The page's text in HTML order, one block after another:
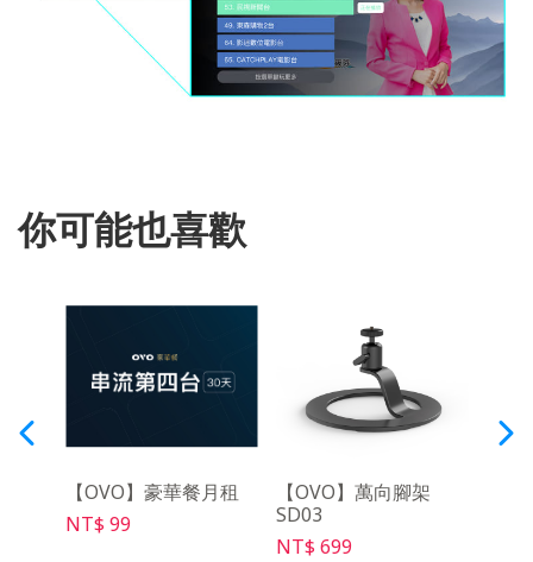
你可能也喜歡
【OVO】豪華餐月租
NT$ 99
【OVO】萬向腳架
SD03
NT$ 699